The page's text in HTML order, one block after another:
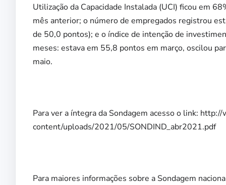
Utilização da Capacidade Instalada (UCI) ficou em
mês anterior; o número de empregados registrou
de 50,0 pontos); e o índice de intenção de
meses: estava em 55,8 pontos em março, oscilou
maio.
Para ver a íntegra da Sondagem acesso o link:
content/uploads/2021/05/SONDIND_abr2021.pdf
Para maiores informações sobre a Sondagem